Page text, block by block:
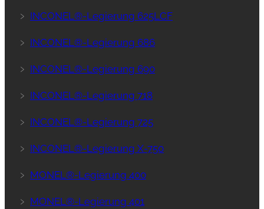
﹥ INCONEL®-Legierung 625LCF
﹥ INCONEL®-Legierung 686
﹥ INCONEL®-Legierung 690
﹥ INCONEL®-Legierung 718
﹥ INCONEL®-Legierung 725
﹥ INCONEL®-Legierung X-750
﹥ MONEL®-Legierung 400
﹥ MONEL®-Legierung 401